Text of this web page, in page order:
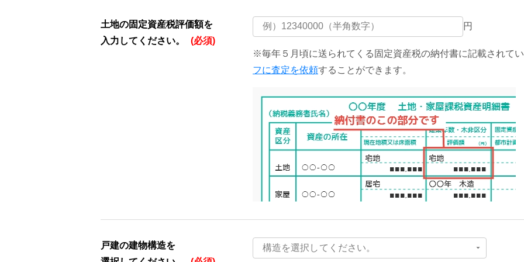
土地の固定資産税評価額を
入力してください。
(必須)
円
※毎年５月頃に送られてくる固定資産税の納付書に記載されて
フに査定を依頼することができます。
戸建の建物構造を
構造を選択してください。